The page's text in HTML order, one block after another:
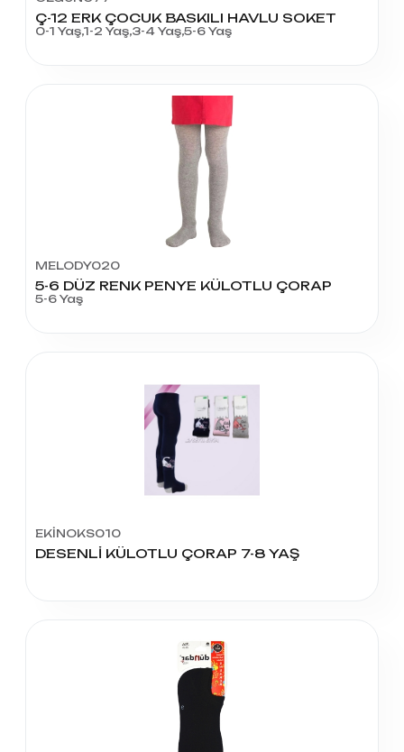
Ç-12 ERK ÇOCUK BASKILI HAVLU SOKET
0-1 Yaş,1-2 Yaş,3-4 Yaş,5-6 Yaş
MELODY020
5-6 DÜZ RENK PENYE KÜLOTLU ÇORAP
5-6 Yaş
EKİNOKS010
DESENLİ KÜLOTLU ÇORAP 7-8 YAŞ